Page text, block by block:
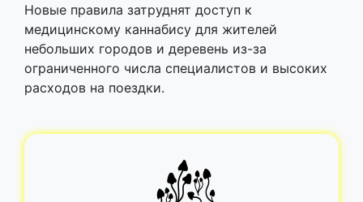
Новые правила затруднят доступ к
медицинскому каннабису для жителей
небольших городов и деревень из-за
ограниченного числа специалистов и высоких
расходов на поездки.